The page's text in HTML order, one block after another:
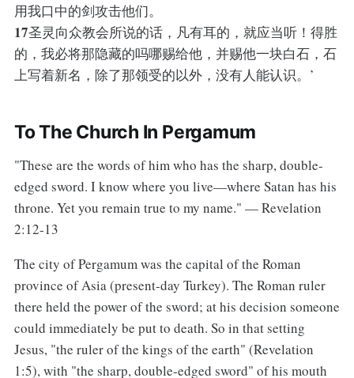
用我口中的剑攻击他们。
17圣灵向众教会所说的话，凡有耳的，就应当听！得胜
的，我必将那隐藏的吗哪赐给他，并赐他一块白石，石
上写着新名，除了那领受的以外，没有人能认识。’
To The Church In Pergamum
"These are the words of him who has the sharp, double-
edged sword. I know where you live—where Satan has his
throne. Yet you remain true to my name." — Revelation
2:12-13
The city of Pergamum was the capital of the Roman
province of Asia (present-day Turkey). The Roman ruler
there held the power of the sword; at his decision someone
could immediately be put to death. So in that setting
Jesus, "the ruler of the kings of the earth" (Revelation
1:5), with "the sharp, double-edged sword" of his mouth